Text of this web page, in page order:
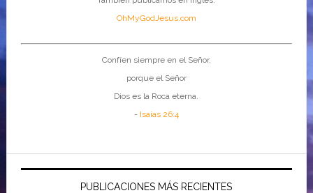
OhMyGodJesus.com
Confíen siempre en el Señor,
porque el Señor
Dios es la Roca eterna.
- Isaías 26:4
PUBLICACIONES MÁS RECIENTES